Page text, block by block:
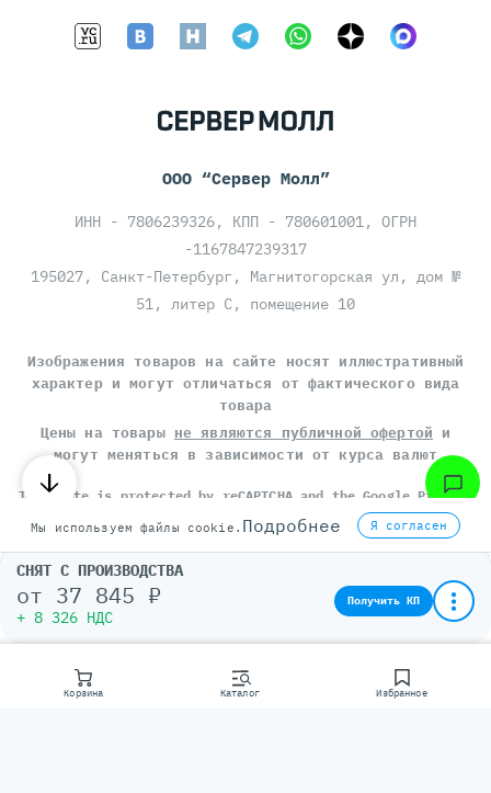
Корзина Каталог Избранное
СНЯТ С ПРОИЗВОДСТВА
от 37 845 ₽
+ 8 326 НДС
Получить КП
ООО “Сервер Молл”
ИНН - 7806239326, КПП - 780601001, ОГРН
-1167847239317
195027, Санкт-Петербург, Магнитогорская ул, дом №
51, литер С, помещение 10
Изображения товаров на сайте носят иллюстративный
характер и могут отличаться от фактического вида
товара
Цены на товары не являются публичной офертой и
могут меняться в зависимости от курса валют
This site is protected by reCAPTCHA and the Google Privacy
apply.
Политика конфиденциальности
Пользовательское соглашение
©СЕРВЕР МОЛЛ , 2014-2026
Мы используем файлы cookie. Подробнее Я согласен